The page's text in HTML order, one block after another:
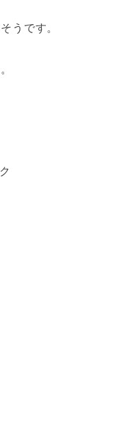
うです。